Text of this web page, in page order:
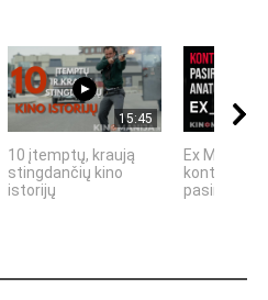
15:45
10 įtemptų, kraują
stingdančių kino
istorijų
Ex Machina:
kontrolės ir
pasirinkimo...